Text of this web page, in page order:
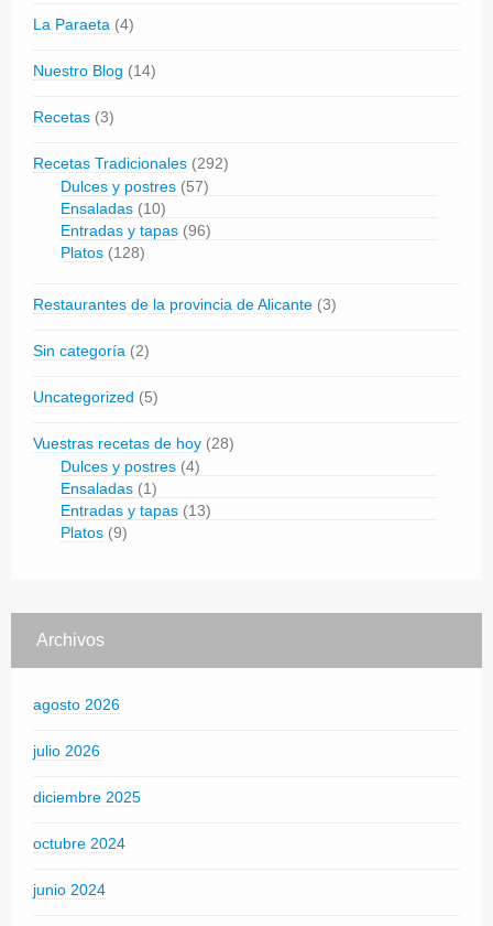
La Paraeta (4)
Nuestro Blog (14)
Recetas (3)
Recetas Tradicionales (292)
Dulces y postres (57)
Ensaladas (10)
Entradas y tapas (96)
Platos (128)
Restaurantes de la provincia de Alicante (3)
Sin categoría (2)
Uncategorized (5)
Vuestras recetas de hoy (28)
Dulces y postres (4)
Ensaladas (1)
Entradas y tapas (13)
Platos (9)
Archivos
agosto 2026
julio 2026
diciembre 2025
octubre 2024
junio 2024